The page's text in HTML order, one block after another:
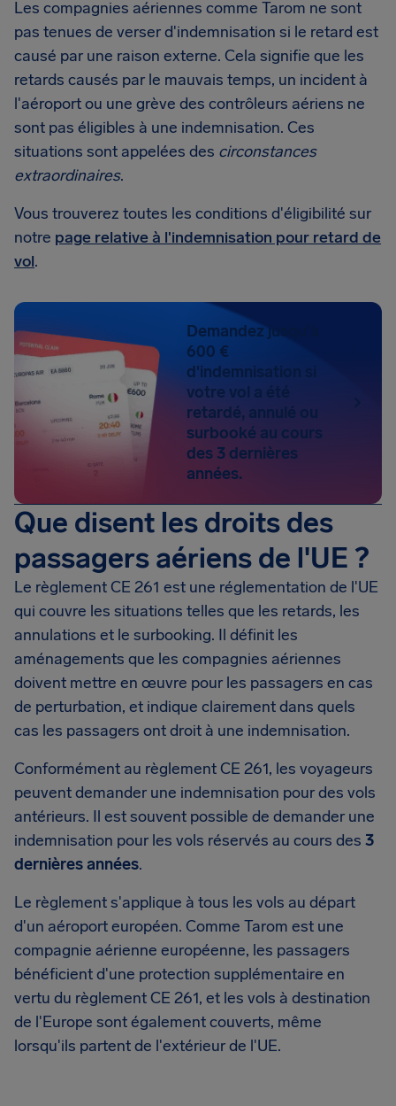
Les compagnies aériennes comme Tarom ne sont
pas tenues de verser d'indemnisation si le retard est
causé par une raison externe. Cela signifie que les
retards causés par le mauvais temps, un incident à
l'aéroport ou une grève des contrôleurs aériens ne
sont pas éligibles à une indemnisation. Ces
situations sont appelées des circonstances
extraordinaires.
Vous trouverez toutes les conditions d'éligibilité sur
notre page relative à l'indemnisation pour retard de
vol.
Demandez jusqu'à
600 €
d'indemnisation si
votre vol a été
retardé, annulé ou
surbooké au cours
des 3 dernières
années.
Que disent les droits des
passagers aériens de l'UE ?
Le règlement CE 261 est une réglementation de l'UE
qui couvre les situations telles que les retards, les
annulations et le surbooking. Il définit les
aménagements que les compagnies aériennes
doivent mettre en œuvre pour les passagers en cas
de perturbation, et indique clairement dans quels
cas les passagers ont droit à une indemnisation.
Conformément au règlement CE 261, les voyageurs
peuvent demander une indemnisation pour des vols
antérieurs. Il est souvent possible de demander une
indemnisation pour les vols réservés au cours des 3
dernières années.
Le règlement s'applique à tous les vols au départ
d'un aéroport européen. Comme Tarom est une
compagnie aérienne européenne, les passagers
bénéficient d'une protection supplémentaire en
vertu du règlement CE 261, et les vols à destination
de l'Europe sont également couverts, même
lorsqu'ils partent de l'extérieur de l'UE.